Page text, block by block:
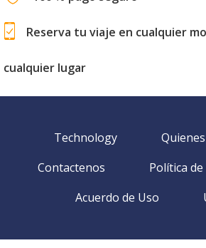
Reserva tu viaje en cualquier
cualquier lugar
Technology
Contactenos
Política
Acuerdo de Uso